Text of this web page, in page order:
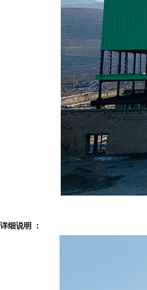
详细说明 ：